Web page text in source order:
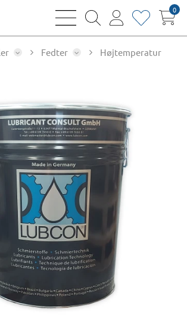
bars
magnifying
user
heart0
Fedter Højtemperatur